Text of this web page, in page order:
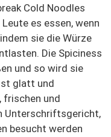
Cold Noodles
es essen, wenn
sie die Würze
Die Spiciness
und so wird sie
glatt und
frischen und
Unterschriftsgericht,
besucht werden